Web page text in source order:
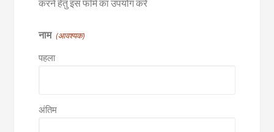
करने हेतु इस फॉर्म का उपयोग करें
नाम (आवश्यक)
पहला
अंतिम